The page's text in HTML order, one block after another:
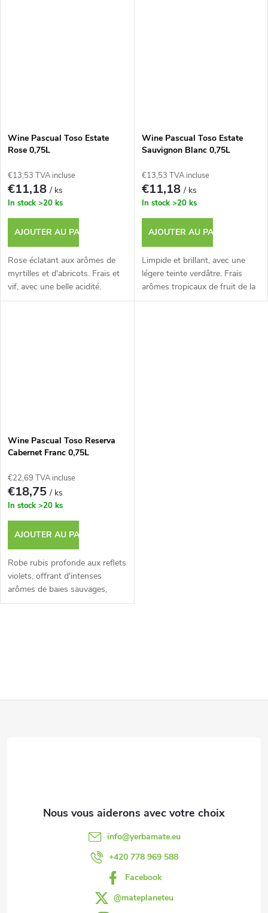
Wine Pascual Toso Estate
Rose 0,75L
€13,53 TVA incluse
€11,18/ ks
In stock >20 ks
AJOUTER AU PANIER
Rose éclatant aux arômes de
myrtilles et d'abricots. Frais et
vif, avec une belle acidité.
Wine Pascual Toso Estate
Sauvignon Blanc 0,75L
€13,53 TVA incluse
€11,18/ ks
In stock >20 ks
AJOUTER AU PANIER
Limpide et brillant, avec une
légere teinte verdâtre. Frais
arômes tropicaux de fruit de la
passion et de melon.
Wine Pascual Toso Reserva
Cabernet Franc 0,75L
€22,69 TVA incluse
€18,75/ ks
In stock >20 ks
AJOUTER AU PANIER
Robe rubis profonde aux reflets
violets, offrant d'intenses
arômes de baies sauvages,
d'épices et de subtiles notes de
info@yerbamate.eu
+420 778 969 588
Facebook
@mateplaneteu